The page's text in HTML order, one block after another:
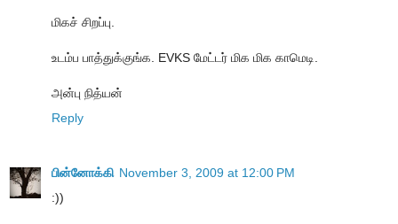
மிகச் சிறப்பு.
உடம்ப பாத்துக்குங்க. EVKS மேட்டர் மிக மிக காமெடி.
அன்பு நித்யன்
Reply
பின்னோக்கி November 3, 2009 at 12:00 PM
:))